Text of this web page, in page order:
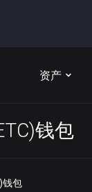
资产
钱包
钱包